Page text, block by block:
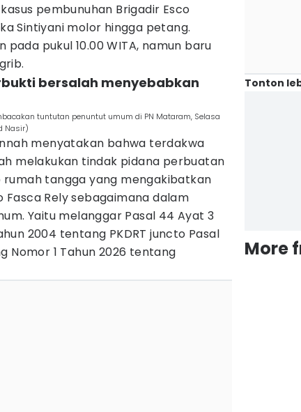
pembunuhan Brigadir Esco
Sintiyani molor hingga petang.
pukul 10.00 WITA, namun baru
bersalah menyebabkan
tuntutan penuntut umum di PN Mataram, Selasa
Nasir)
menyatakan bahwa terdakwa
melakukan tindak pidana perbuatan
rumah tangga yang mengakibatkan
Fasca Rely sebagaimana dalam
Yaitu melanggar Pasal 44 Ayat 3
2004 tentang PKDRT juncto Pasal
Nomor 1 Tahun 2026 tentang
Tonton
More